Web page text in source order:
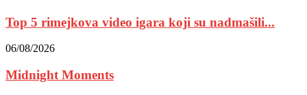
Top 5 rimejkova video igara koji su nadmašili...
06/08/2026
Midnight Moments